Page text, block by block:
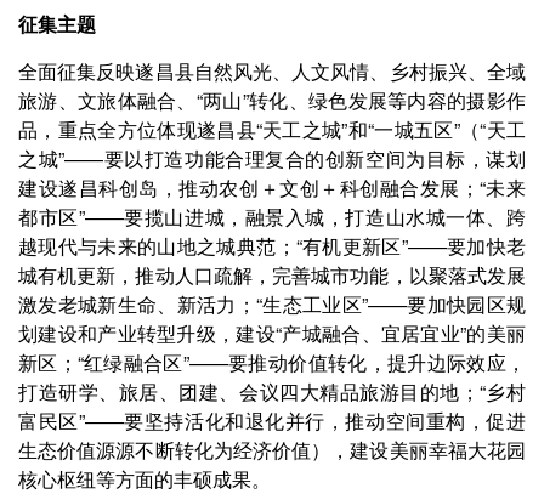
征集主题
全面征集反映遂昌县自然风光、人文风情、乡村振兴、全域
旅游、文旅体融合、“两山”转化、绿色发展等内容的摄影作
品，重点全方位体现遂昌县“天工之城”和“一城五区”（“天工
之城”——要以打造功能合理复合的创新空间为目标，谋划
建设遂昌科创岛，推动农创＋文创＋科创融合发展；“未来
都市区”——要揽山进城，融景入城，打造山水城一体、跨
越现代与未来的山地之城典范；“有机更新区”——要加快老
城有机更新，推动人口疏解，完善城市功能，以聚落式发展
激发老城新生命、新活力；“生态工业区”——要加快园区规
划建设和产业转型升级，建设“产城融合、宜居宜业”的美丽
新区；“红绿融合区”——要推动价值转化，提升边际效应，
打造研学、旅居、团建、会议四大精品旅游目的地；“乡村
富民区”——要坚持活化和退化并行，推动空间重构，促进
生态价值源源不断转化为经济价值），建设美丽幸福大花园
核心枢纽等方面的丰硕成果。